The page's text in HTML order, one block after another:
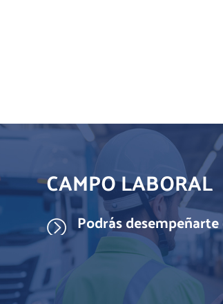
CAMPO LABORAL
Podrás
Responsable
Supervisor